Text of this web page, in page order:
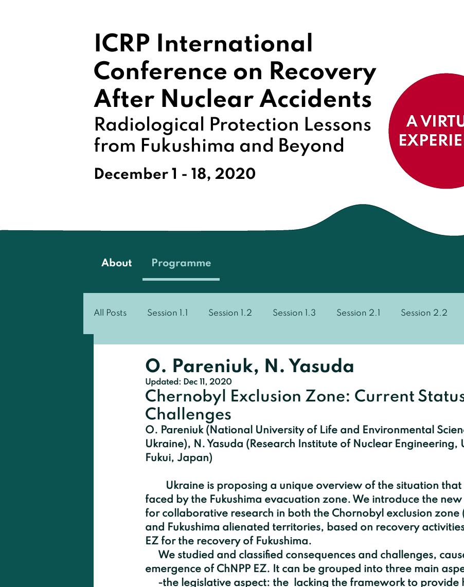
ICRP International
Conference on Recovery
After Nuclear Accidents
Radiological Protection Lessons
from Fukushima and Beyond
December 1 - 18, 2020
About Programme
All Posts Session 1.1 Session 1.2 Session 1.3 Session 2.1 Session 2.2
O. Pareniuk, N. Yasuda
Updated: Dec 11, 2020
Chernobyl Exclusion Zone: Current
Challenges
O. Pareniuk (National University of Life and Environmental
Ukraine), N. Yasuda (Research Institute of Nuclear Engineering,
Fukui, Japan)
faced by the Fukushima evacuation zone. We introduce the
for collaborative research in both the Chornobyl exclusion zone
and Fukushima alienated territories, based on recovery
EZ for the recovery of Fukushima.
emergence of ChNPP EZ. It can be grouped into three main